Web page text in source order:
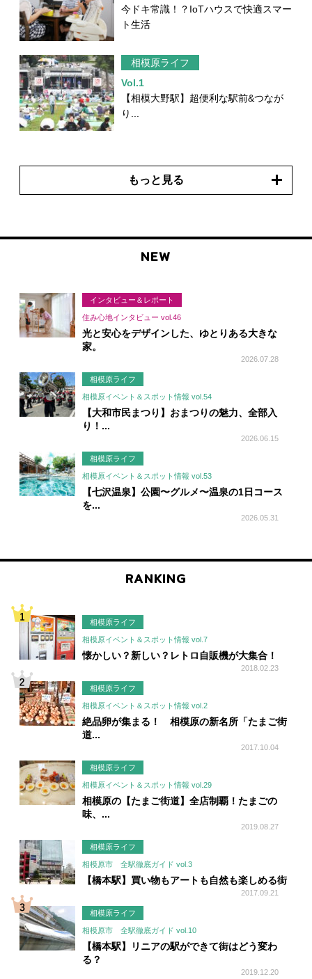
今ドキ常識！？IoTハウスで快適スマー
ト生活
相模原ライフ
Vol.1
【相模大野駅】超便利な駅前&つなが
り...
もっと見る
NEW
インタビュー＆レポート
住み心地インタビュー vol.46
光と安心をデザインした、ゆとりある大きな
家。
2026.07.28
相模原ライフ
相模原イベント＆スポット情報 vol.54
【大和市民まつり】おまつりの魅力、全部入
り！...
2026.06.15
相模原ライフ
相模原イベント＆スポット情報 vol.53
【七沢温泉】公園〜グルメ〜温泉の1日コース
を...
2026.05.31
RANKING
相模原ライフ
相模原イベント＆スポット情報 vol.7
懐かしい？新しい？レトロ自販機が大集合！
2018.02.23
相模原ライフ
相模原イベント＆スポット情報 vol.2
絶品卵が集まる！ 相模原の新名所「たまご街
道...
2017.10.04
相模原ライフ
相模原イベント＆スポット情報 vol.29
相模原の【たまご街道】全店制覇！たまごの
味、...
2019.08.27
相模原ライフ
相模原市 全駅徹底ガイド vol.3
【橋本駅】買い物もアートも自然も楽しめる街
2017.09.21
相模原ライフ
相模原市 全駅徹底ガイド vol.10
【橋本駅】リニアの駅ができて街はどう変わ
る？
2019.12.20